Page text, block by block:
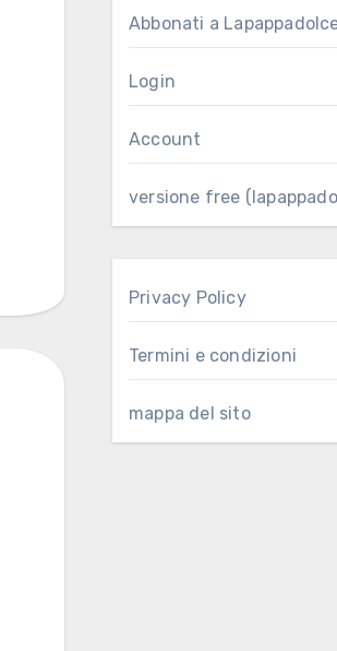
Abbonati a
Login
Account
versione free
Privacy Policy
Termini e condizioni
mappa del sito